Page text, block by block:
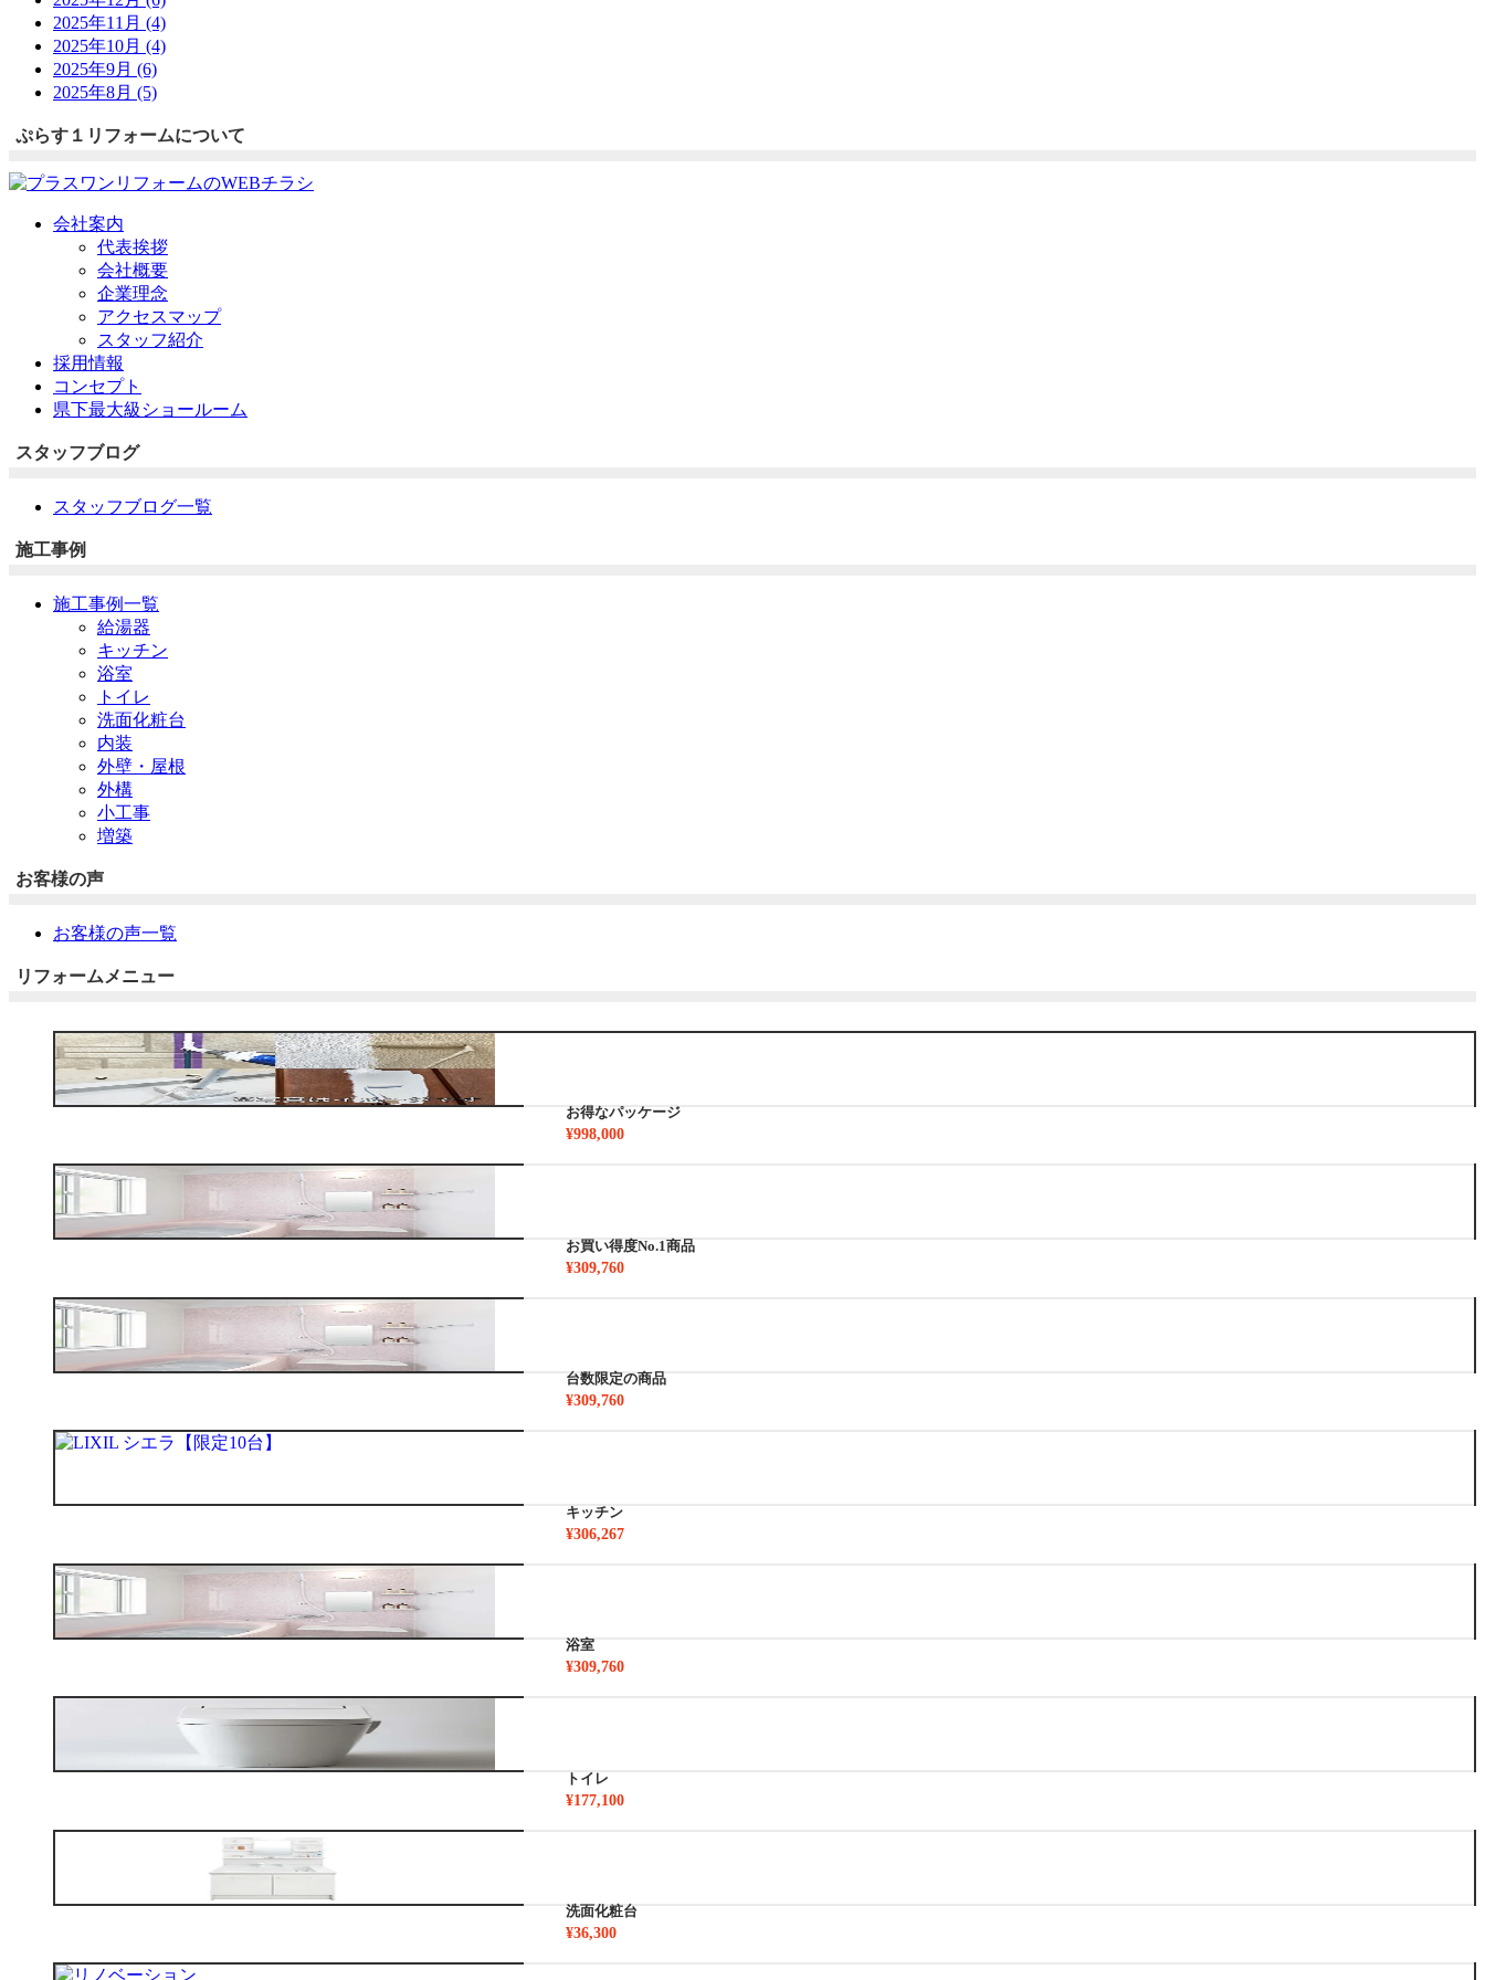
2025年11月 (4)
2025年10月 (4)
2025年9月 (6)
2025年8月 (5)
ぷらす１リフォームについて
会社案内
代表挨拶
会社概要
企業理念
アクセスマップ
スタッフ紹介
採用情報
コンセプト
県下最大級ショールーム
スタッフブログ
スタッフブログ一覧
施工事例
施工事例一覧
給湯器
キッチン
浴室
トイレ
洗面化粧台
内装
外壁・屋根
外構
小工事
増築
お客様の声
お客様の声一覧
リフォームメニュー
お得なパッケージ
¥998,000
お買い得度No.1商品
¥309,760
台数限定の商品
¥309,760
キッチン
¥306,267
浴室
¥309,760
トイレ
¥177,100
洗面化粧台
¥36,300